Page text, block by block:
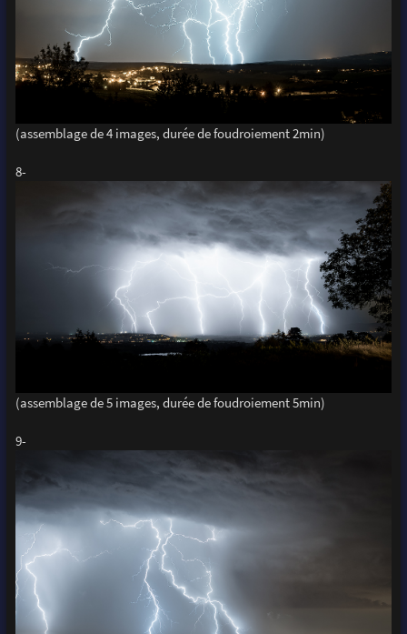
(assemblage de 4 images, durée de foudroiement 2min)
8-
(assemblage de 5 images, durée de foudroiement 5min)
9-